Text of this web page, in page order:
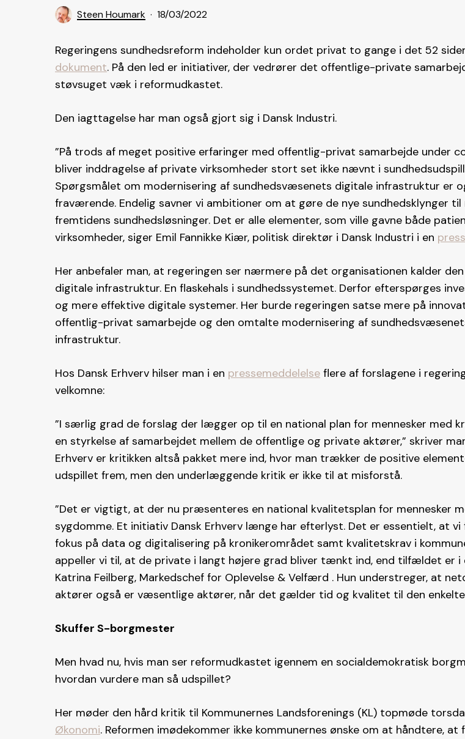
Steen Houmark 18/03/2022
Regeringens sundhedsreform indeholder kun ordet privat to gange i det 52
dokument. På den led er initiativer, der vedrører det offentlige-private
støvsuget væk i reformudkastet.
Den iagttagelse har man også gjort sig i Dansk Industri.
”På trods af meget positive erfaringer med offentlig-privat samarbejde under
bliver inddragelse af private virksomheder stort set ikke nævnt i
Spørgsmålet om modernisering af sundhedsvæsenets digitale infrastruktur er
fraværende. Endelig savner vi ambitioner om at gøre de nye sundhedsklynger til
fremtidens sundhedsløsninger. Det er alle elementer, som ville gavne både
virksomheder, siger Emil Fannikke Kiær, politisk direktør i Dansk Industri i en
Her anbefaler man, at regeringen ser nærmere på det organisationen kalder
digitale infrastruktur. En flaskehals i sundhedssystemet. Derfor efterspørges
og mere effektive digitale systemer. Her burde regeringen satse mere på
offentlig-privat samarbejde og den omtalte modernisering af
infrastruktur.
Hos Dansk Erhverv hilser man i en pressemeddelelse flere af forslagene i
velkomne:
”I særlig grad de forslag der lægger op til en national plan for mennesker med
en styrkelse af samarbejdet mellem de offentlige og private aktører,” skriver
Erhverv er kritikken altså pakket mere ind, hvor man trækker de positive
udspillet frem, men den underlæggende kritik er ikke til at misforstå.
”Det er vigtigt, at der nu præsenteres en national kvalitetsplan for mennesker
sygdomme. Et initiativ Dansk Erhverv længe har efterlyst. Det er essentielt, at
fokus på data og digitalisering på kronikerområdet samt kvalitetskrav i
appeller vi til, at de private i langt højere grad bliver tænkt ind, end tilfældet er i
Katrina Feilberg, Markedschef for Oplevelse & Velfærd . Hun understreger, at
aktører også er væsentlige aktører, når det gælder tid og kvalitet til den
Skuffer S-borgmester
Men hvad nu, hvis man ser reformudkastet igennem en socialdemokratisk
hvordan vurdere man så udspillet?
Her møder den hård kritik til Kommunernes Landsforenings (KL) topmøde
Økonomi. Reformen imødekommer ikke kommunernes ønske om at håndtere, at